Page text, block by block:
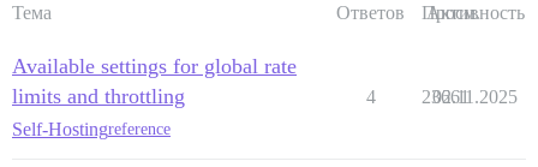
Тема Ответов Просм.
Активность
Available settings for global rate
limits and throttling
Self-Hostingreference
4 23661
02.11.2025